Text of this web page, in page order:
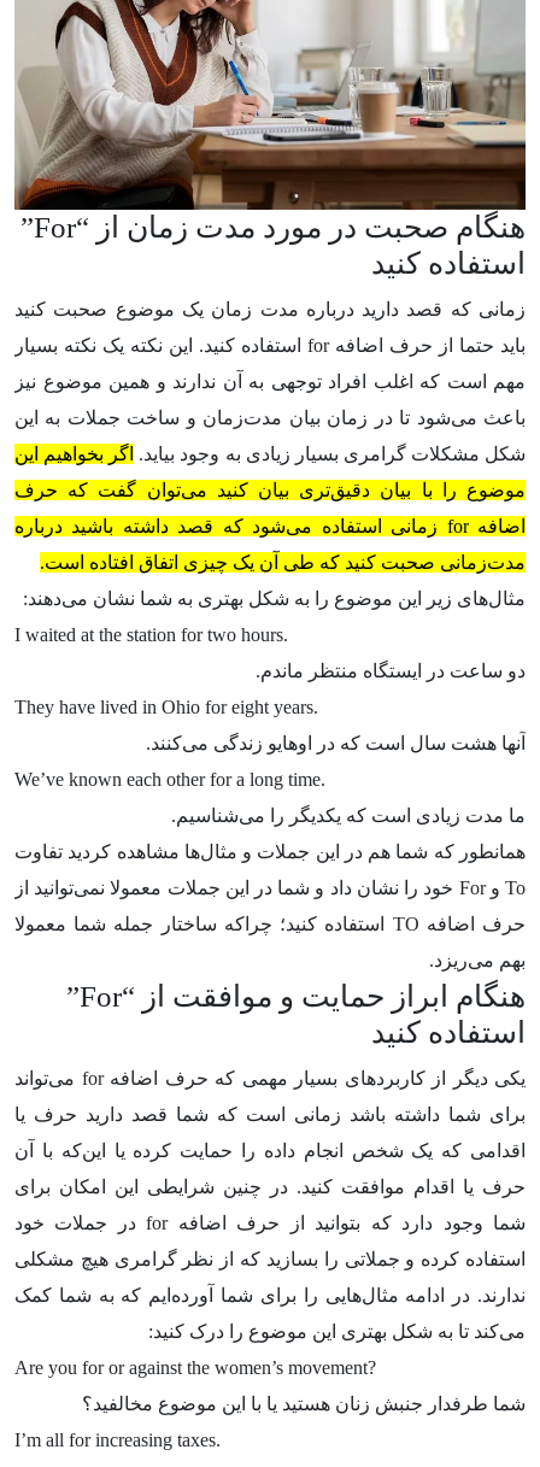
هنگام صحبت در مورد مدت زمان از “For
”
استفاده کنید
زمانی که قصد دارید درباره مدت زمان یک موضوع صحبت کنید
باید حتما از حرف اضافهfor استفاده کنید. این نکته یک نکته بسیار
مهم است که اغلب افراد توجهی به آن ندارند و همین موضوع نیز
باعث می‌شود تا در زمان بیان مدت‌زمان و ساخت جملات به این
شکل مشکلات گرامری بسیار زیادی به وجود بیاید. اگر بخواهیم این
موضوع را با بیان دقیق‌تری بیان کنید می‌توان گفت که حرف
اضافهfor زمانی استفاده می‌شود که قصد داشته باشید درباره
مدت‌زمانی صحبت کنید که طی آن یک چیزی اتفاق افتاده است.
مثال‌های زیر این موضوع را به شکل بهتری به شما نشان می‌دهند:
I waited at the station for two hours.
دو ساعت در ایستگاه منتظر ماندم.
They have lived in Ohio for eight years.
آنها هشت سال است که در اوهایو زندگی می‌کنند.
We’ve known each other for a long time.
ما مدت زیادی است که یکدیگر را می‌شناسیم.
همانطور که شما هم در این جملات و مثال‌ها مشاهده کردید تفاوت
ToوFor خود را نشان داد و شما در این جملات معمولا نمی‌توانید از
حرف اضافه TO استفاده کنید؛ چراکه ساختار جمله شما معمولا
بهم می‌ریزد.
هنگام ابراز حمایت و موافقت از “For
”
استفاده کنید
یکی دیگر از کاربردهای بسیار مهمی که حرف اضافهfor می‌تواند
برای شما داشته باشد زمانی است که شما قصد دارید حرف یا
اقدامی که یک شخص انجام داده را حمایت کرده یا این‌که با آن
حرف یا اقدام موافقت کنید. در چنین شرایطی این امکان برای
شما وجود دارد که بتوانید از حرف اضافهforدر جملات خود
استفاده کرده و جملاتی را بسازید که از نظر گرامری هیچ مشکلی
ندارند. در ادامه مثال‌هایی را برای شما آورده‌ایم که به شما کمک
می‌کند تا به شکل بهتری این موضوع را درک کنید:
Are you for or against the women’s movement?
شما طرفدار جنبش زنان هستید یا با این موضوع مخالفید؟
I’m all for increasing taxes.